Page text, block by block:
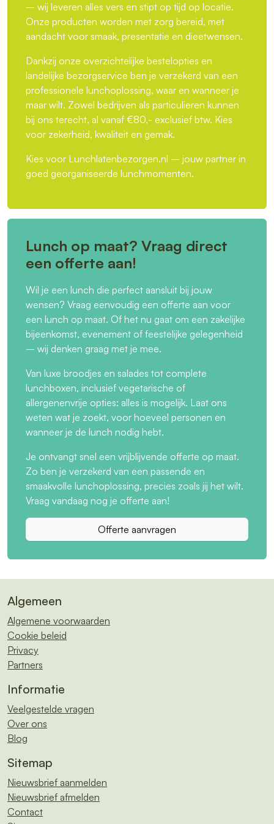
– wij leveren alles vers en stipt op tijd op locatie.
Onze producten worden met zorg bereid, met
aandacht voor smaak, presentatie en dieetwensen.
Dankzij onze overzichtelijke bestelopties en
landelijke bezorgservice ben je verzekerd van een
professionele lunchoplossing, waar en wanneer je
maar wilt. Zowel bedrijven als particulieren kunnen
bij ons terecht, al vanaf €80,- exclusief btw. Kies
voor zekerheid, kwaliteit en gemak.
Kies voor Lunchlatenbezorgen.nl – jouw partner in
goed georganiseerde lunchmomenten.
Lunch op maat? Vraag direct
een offerte aan!
Wil je een lunch die perfect aansluit bij jouw
wensen? Vraag eenvoudig een offerte aan voor
een lunch op maat. Of het nu gaat om een zakelijke
bijeenkomst, evenement of feestelijke gelegenheid
– wij denken graag met je mee.
Van luxe broodjes en salades tot complete
lunchboxen, inclusief vegetarische of
allergenenvrije opties: alles is mogelijk. Laat ons
weten wat je zoekt, voor hoeveel personen en
wanneer je de lunch nodig hebt.
Je ontvangt snel een vrijblijvende offerte op maat.
Zo ben je verzekerd van een passende en
smaakvolle lunchoplossing, precies zoals jij het wilt.
Vraag vandaag nog je offerte aan!
Offerte aanvragen
Algemeen
Algemene voorwaarden
Cookie beleid
Privacy
Partners
Informatie
Veelgestelde vragen
Over ons
Blog
Sitemap
Nieuwsbrief aanmelden
Nieuwsbrief afmelden
Contact